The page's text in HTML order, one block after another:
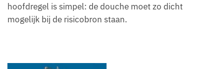
hoofdregel is simpel: de douche moet zo dicht
mogelijk bij de risicobron staan.